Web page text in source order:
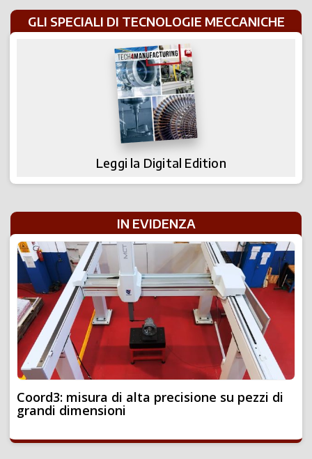
GLI SPECIALI DI TECNOLOGIE MECCANICHE
Leggi la Digital Edition
IN EVIDENZA
Coord3: misura di alta precisione su pezzi di
grandi dimensioni